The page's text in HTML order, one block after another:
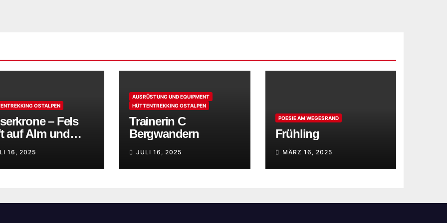
OSTALPEN
– Fels
auf Alm und
16, 2025
AUSRÜSTUNG UND EQUIPMENT
HÜTTENTREKKING OSTALPEN
Trainerin C
Bergwandern
JULI 16, 2025
POESIE AM WEGESRAND
Frühling
MÄRZ 16, 2025